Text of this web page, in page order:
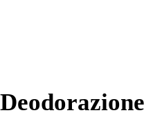
Deodorazione